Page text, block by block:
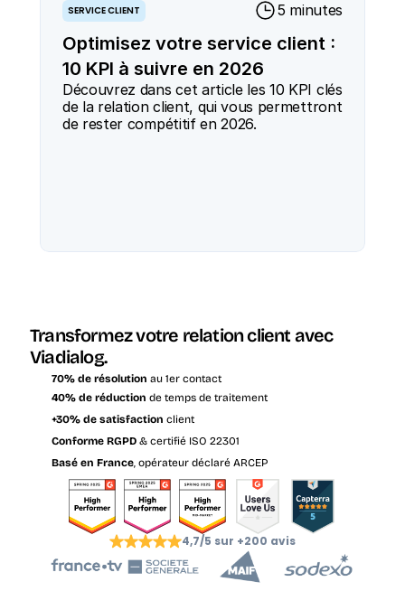
Optimisez votre service client :
10 KPI à suivre en 2026
SERVICE CLIENT 5 minutes
Découvrez dans cet article les 10 KPI clés
de la relation client, qui vous permettront
de rester compétitif en 2026.
Transformez votre relation client avec
Viadialog.
70% de résolution au 1er contact
40% de réduction de temps de traitement
+30% de satisfaction client
Conforme RGPD & certifié ISO 22301
Basé en France, opérateur déclaré ARCEP
4,7/5 sur +200 avis